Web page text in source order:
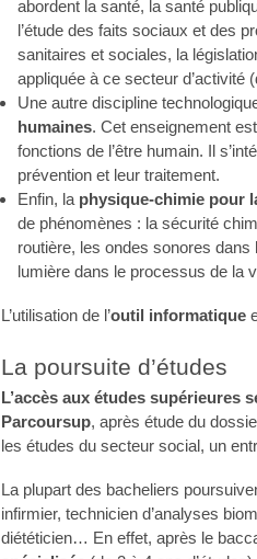
abordent la santé, la santé
l’étude des faits sociaux et des
sanitaires et sociales, la
appliquée à ce secteur d’activité
Une autre discipline
humaines. Cet enseignement
fonctions de l’être humain. Il
prévention et leur traitement.
Enfin, la physique-chimie pour
de phénomènes : la sécurité
routière, les ondes sonores dans
lumière dans le processus de la
L’utilisation de l’outil informatique
La poursuite d’études
L’accès aux études supérieures
Parcoursup, après étude du
les études du secteur social, un
La plupart des bacheliers
infirmier, technicien d’analyses
diététicien… En effet, après le